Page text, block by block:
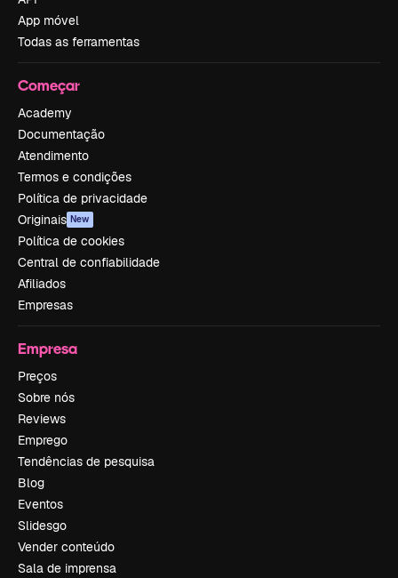
App móvel
Todas as ferramentas
Começar
Academy
Documentação
Atendimento
Termos e condições
Política de privacidade
Originais New
Política de cookies
Central de confiabilidade
Afiliados
Empresas
Empresa
Preços
Sobre nós
Reviews
Emprego
Tendências de pesquisa
Blog
Eventos
Slidesgo
Vender conteúdo
Sala de imprensa